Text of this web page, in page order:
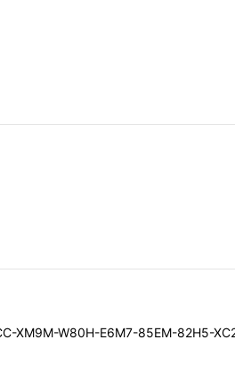
XM9M-W80H-E6M7-85EM-82H5-